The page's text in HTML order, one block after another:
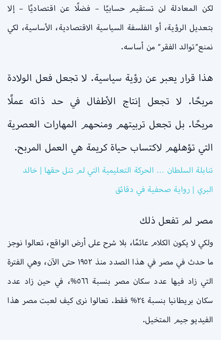
لكن المعادلة لن تستقيم حسابيًا – فضلًا عن اقتصاديًا – إلا
بتعديل الرؤية، أو الفلسفة السياسية الاقتصادية، الأساسية، لكي
نمنع”توالد الفقر” من أساسه.
هذا قرار يعبر عن رؤية سياسية. لا تجعل فعل الولادة
مربحًا. لا تجعل إنتاج الأطفال في حد ذاته عملًا
مربحًا. بل تجعل تربيتهم ومنحهم المهارات العصرية
التي تؤهلهم لاكتساب حياة كريمة هي العمل المربح.
تنابلة السلطان … الحركة التعليمية التي لم تنل حقها | خالد
البري | رواية صحفية في دقائق
مصر لم تفعل ذلك
ولكي لا يكون الكلام عائمًا، بلا شرح على أرض الواقع، تعالوا نوجز
ما حدث في مصر في هذا الصدد منذ ١٩٥٢ حتى الآن، وهي الفترة
التي زاد فيها عدد سكان مصر بنسبة ٥٦٦%، في حين زاد عدد
سكان بريطانيا بنسبة ٢٤% فقط. تعالوا نرى كيف لعبت مصر هذا
الفيديو جيم المتخيل.